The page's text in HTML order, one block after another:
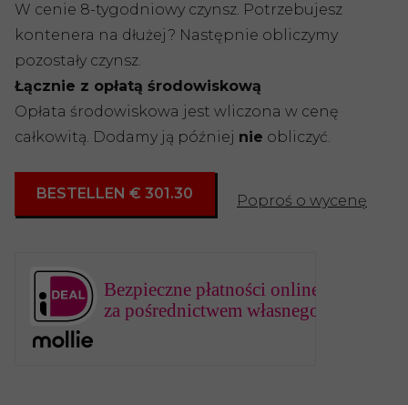
W cenie 8-tygodniowy czynsz. Potrzebujesz
kontenera na dłużej? Następnie obliczymy
pozostały czynsz.
Łącznie z opłatą środowiskową
Opłata środowiskowa jest wliczona w cenę
całkowitą. Dodamy ją później nie obliczyć.
BESTELLEN € 301.30 Poproś o wycenę
Bezpieczne płatności online
za pośrednictwem własnego banku